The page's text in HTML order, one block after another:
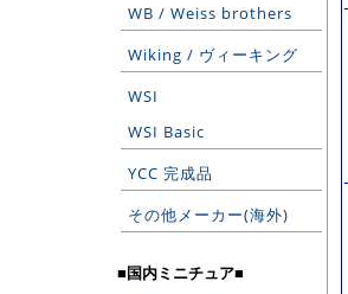
WB / Weiss brothers
Wiking / ヴィーキング
WSI
WSI Basic
YCC 完成品
その他メーカー(海外)
■国内ミニチュア■